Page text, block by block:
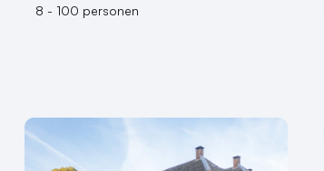
8 - 100 personen